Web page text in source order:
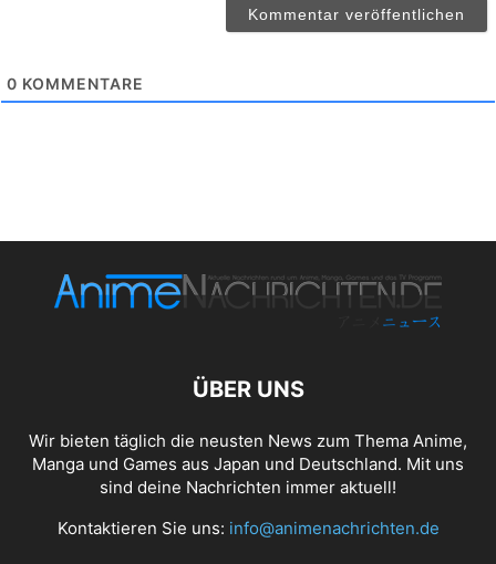
0 KOMMENTARE
ÜBER UNS
Wir bieten täglich die neusten News zum Thema Anime,
Manga und Games aus Japan und Deutschland. Mit uns
sind deine Nachrichten immer aktuell!
Kontaktieren Sie uns: info@animenachrichten.de